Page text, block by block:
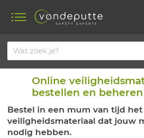
Online
bestellen en beheren
Bestel in een mum van tijd het
veiligheidsmateriaal dat jouw
nodig hebben.